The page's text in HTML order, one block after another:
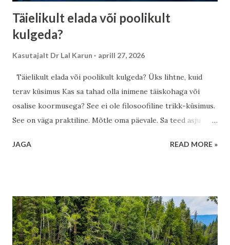
Täielikult elada või poolikult
kulgeda?
Kasutajalt Dr Lal Karun aprill 27, 2026
Täielikult elada või poolikult kulgeda? Üks lihtne, kuid
terav küsimus Kas sa tahad olla inimene täiskohaga või
osalise koormusega? See ei ole filosoofiline trikk-küsimus.
See on väga praktiline. Mõtle oma päevale. Sa teed asju
kui tihti oled sa päriselt kohal? Mitte lihtsalt tegemas, vaid
koormusega elamine tähendab: elu toimub, aga sina oled
sellest natuke eemal. Vaikne efektiivsus, vaikne väsimus
Kaasaegne elu soosib efektiivsust. Planeerimine, töö,
JAGA READ MORE »